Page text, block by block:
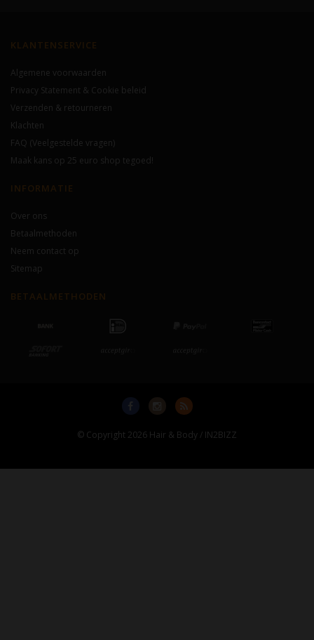
KLANTENSERVICE
Algemene voorwaarden
Privacy Statement & Cookie beleid
Verzenden & retourneren
Klachten
FAQ (Veelgestelde vragen)
Maak kans op 25 euro shop tegoed!
INFORMATIE
Over ons
Betaalmethoden
Neem contact op
Sitemap
BETAALMETHODEN
© Copyright 2026 Hair & Body / IN2BIZZ